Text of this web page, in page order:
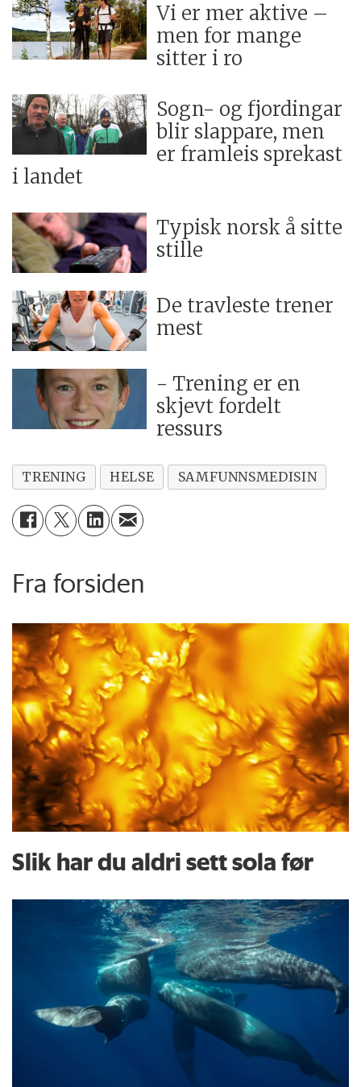
Vi er mer aktive –
men for mange
sitter i ro
Sogn- og fjordingar
blir slappare, men
er framleis sprekast
i landet
Typisk norsk å sitte
stille
De travleste trener
mest
- Trening er en
skjevt fordelt
ressurs
TRENING HELSE SAMFUNNSMEDISIN
Fra forsiden
Slik har du aldri sett sola før